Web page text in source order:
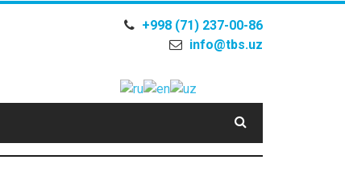
+998 (71) 237-00-86
info@tbs.uz